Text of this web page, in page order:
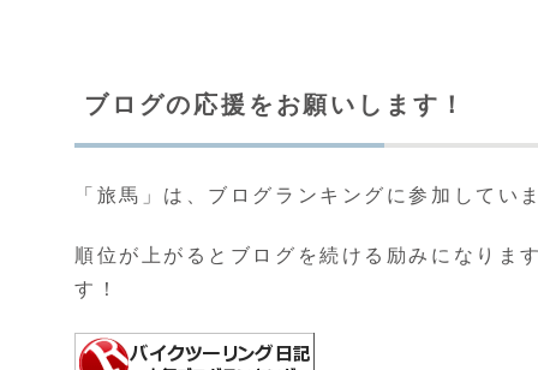
ブログの応援をお願いします！
「旅馬」は、ブログランキングに参加してい
順位が上がるとブログを続ける励みになりま
す！